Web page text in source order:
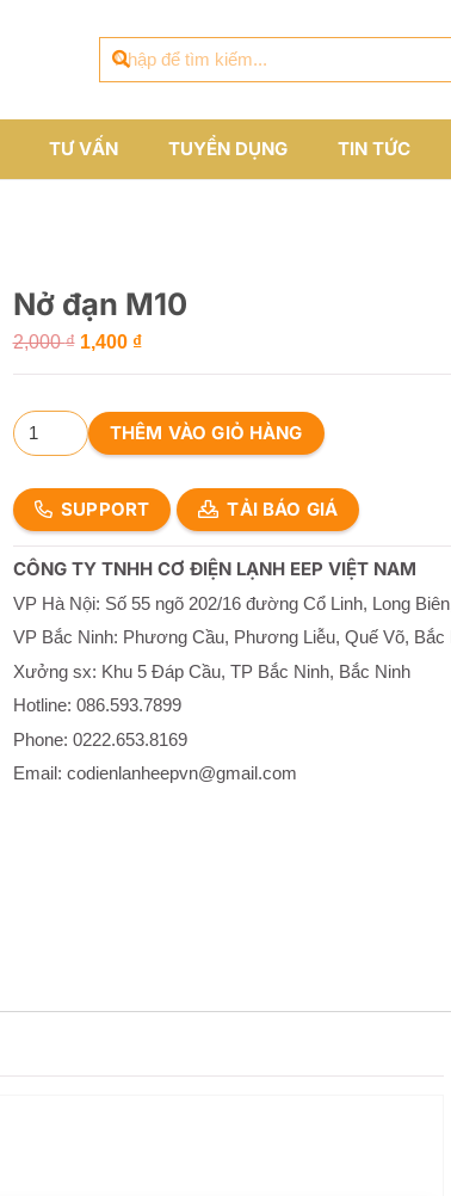
TƯ VẤN TUYỂN DỤNG TIN TỨC
Nở đạn M10
2,000₫ Giá
gốc
2,000 ₫.
1,400 ₫Giá
hiện
là:
1,400 ₫.
Nở
đạn
số
lượng
THÊM VÀO GIỎ HÀNG
SUPPORT TẢI BÁO GIÁ
CÔNG TY TNHH CƠ ĐIỆN LẠNH EEP VIỆT NAM
VP Hà Nội: Số 55 ngõ 202/16 đường Cổ Linh, Long
VP Bắc Ninh: Phương Cầu, Phương Liễu, Quế Võ, Bắc
Xưởng sx: Khu 5 Đáp Cầu, TP Bắc Ninh, Bắc Ninh
Hotline: 086.593.7899
Phone: 0222.653.8169
Email: codienlanheepvn@gmail.com